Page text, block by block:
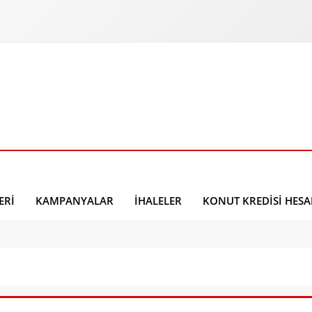
KAMPANYALAR İHALELER KONUT KREDISI